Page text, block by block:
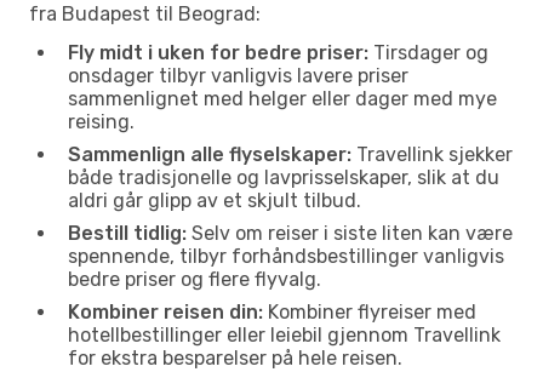
fra Budapest til Beograd:
Fly midt i uken for bedre priser: Tirsdager og
onsdager tilbyr vanligvis lavere priser
sammenlignet med helger eller dager med mye
reising.
Sammenlign alle flyselskaper: Travellink sjekker
både tradisjonelle og lavprisselskaper, slik at du
aldri går glipp av et skjult tilbud.
Bestill tidlig: Selv om reiser i siste liten kan være
spennende, tilbyr forhåndsbestillinger vanligvis
bedre priser og flere flyvalg.
Kombiner reisen din: Kombiner flyreiser med
hotellbestillinger eller leiebil gjennom Travellink
for ekstra besparelser på hele reisen.